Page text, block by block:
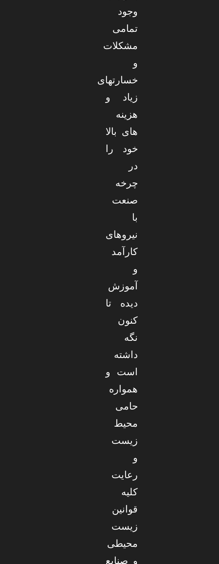
وجود
تمامی
مشکلات
و
خسارتهای
زیاد و
هزینه
های بالا
خود را
در
چرخه
صنعت
با
نیروهای
کارآمد
و
آموزش
دیده تا
کنون
نگه
داشته
است و
همواره
حامی
محیط
زیست
و
رعایت
کلیه
قوانین
زیست
محیطی
و صنایع